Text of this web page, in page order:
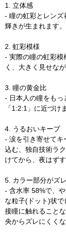
1. 立体感
- 瞳の虹彩とレンズ
輝きが生まれます。
2. 虹彩模様
- 実際の瞳の虹彩模
く、大きく見せな
3. 瞳の黄金比
- 日本人の瞳をもっ
「1:2:1」に近づけ
4. うるおいキープ
- 涙を引き寄せてキ
込む、独自技術ラ
けてから、夜はず
5. カラー部分がズ
- 含水率 58%で、
な粒子(ドット)状
接瞳に触れること
央からズレにくくな